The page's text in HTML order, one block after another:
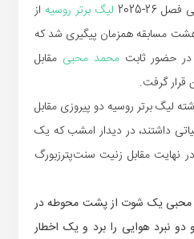
26-2025 لیگ برتر روسیه از
انجام هشت مسابقه همزمان پیگیری شد که
در حضور ثابتمحمد محبی مقابل
گرفت.
لیگ برتر روسیه دو پیروزی مقابل
داشتند، در دیدار امشب که یک
73 دادند، در نهایت مقابل زنیت سنت‌پترزبورگ
محبی یک شوت از پشت محوطه در
نبرد هوایی را برد و یک اخطار